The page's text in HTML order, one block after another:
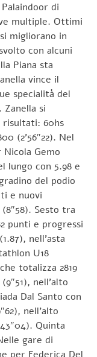
di
multiple. Ottimi
migliorano in
con alcuni
Piana sta
vince il
specialità del
Zanella si
risultati: 60hs
(2’56″22). Nel
Gemo
lungo con 5.98 e
del podio
e nuovi
Sesto tra
punti e progressi
nell’asta
U18
totalizza 2819
nell’alto
Dal Santo con
nell’alto
Quinta
gare di